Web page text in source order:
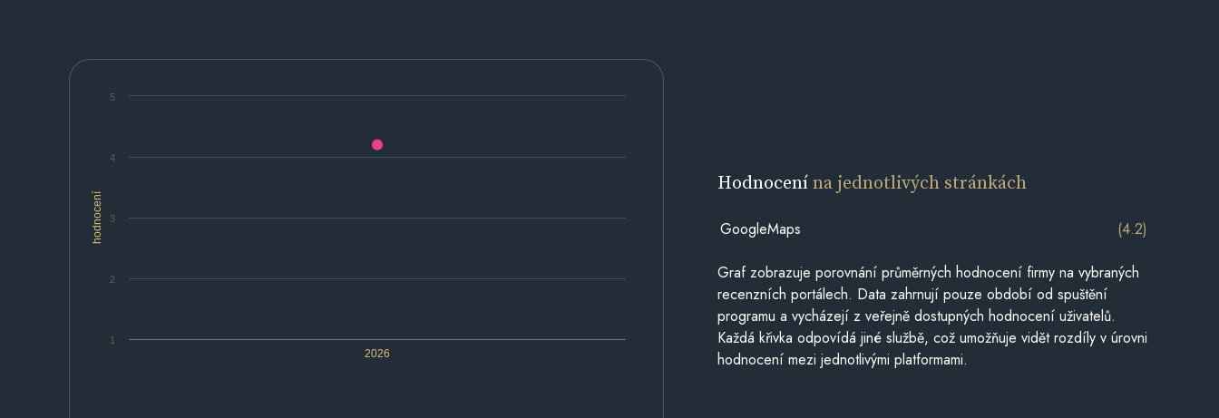
hodnocení
2026
1
2
3
4
5
Hodnocenína jednotlivých stránkách
GoogleMaps (4.2)
Graf zobrazuje porovnání průměrných hodnocení firmy na vybraných
recenzních portálech. Data zahrnují pouze období od spuštění
programu a vycházejí z veřejně dostupných hodnocení uživatelů.
Každá křivka odpovídá jiné službě, což umožňuje vidět rozdíly v úrovni
hodnocení mezi jednotlivými platformami.